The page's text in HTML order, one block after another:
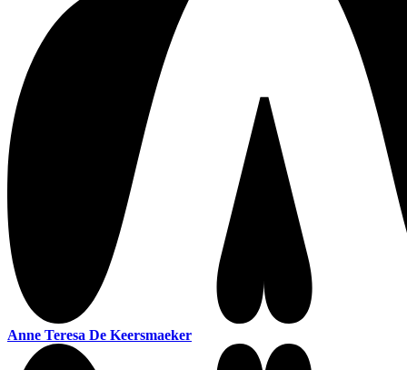
Anne Teresa De Keersmaeker